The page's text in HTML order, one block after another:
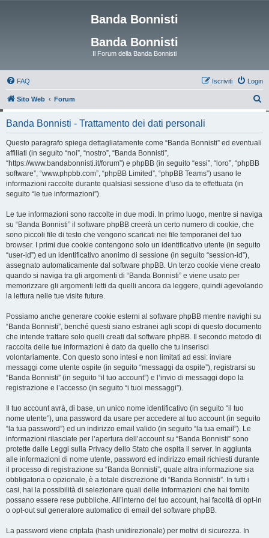
Banda Bonnisti
Banda Bonnisti
Il Forum della Banda Bonnisti
FAQ Login
Iscriviti
Sito Web Forum
Banda Bonnisti - Trattamento dei dati personali
Questo paragrafo spiega dettagliatamente come “Banda Bonnisti” ed eventuali
affiliati (in seguito “noi”, “nostro”, “Banda Bonnisti”,
“https://www.bandabonnisti.it/forum”) e phpBB (in seguito “essi”, “loro”, “phpBB
software”, “www.phpbb.com”, “phpBB Limited”, “phpBB Teams”) usano le
informazioni raccolte durante qualsiasi sessione d’uso da te effettuata (in
seguito “le tue informazioni”).
Le tue informazioni sono raccolte in due modi. In primo luogo, mentre si naviga
su “Banda Bonnisti” il software phpBB creerà un certo numero di cookie, che
sono piccoli file di testo che vengono scaricati nei file temporanei del tuo
browser. I primi due cookie contengono solo un identificativo utente (in seguito
“user-id”) ed un identificativo anonimo di sessione (in seguito “session-id”),
assegnato automaticamente dal software phpBB. Un terzo cookie viene creato
quando si naviga tra gli argomenti di “Banda Bonnisti” e viene usato per
memorizzare gli argomenti letti da quelli ancora da leggere, quindi agevolando
la lettura nelle tue visite future.
Possiamo anche generare cookie esterni al software phpBB mentre navighi su
“Banda Bonnisti”, benché questi siano estranei agli scopi di questo documento
che intende trattare solo quelli creati dal software phpBB. Il secondo metodo di
raccolta delle tue informazioni è dato da quello che tu inserisci
volontariamente. Con questo sono intesi e non limitati ad essi: inviare
messaggi come utente ospite (in seguito “messaggi da ospite”), registrarsi su
“Banda Bonnisti” (in seguito “il tuo account”) e l’invio di messaggi dopo la
registrazione e l’accesso (in seguito “i tuoi messaggi”).
Il tuo account avrà, di base, un unico nome identificativo (in seguito “il tuo
nome utente”), una password da usare per accedere al tuo account (in seguito
“la tua password”) ed un indirizzo email valido (in seguito “la tua email”). Le
informazioni rilasciate per l’apertura dell’account su “Banda Bonnisti” sono
protette dalle Leggi sulla Privacy dello Stato che ospita il server. In aggiunta
alle informazioni di nome utente, password ed indirizzo email richiesti durante
il processo di registrazione su “Banda Bonnisti”, quale altra informazione sia
obbligatoria o opzionale, è a totale discrezione di “Banda Bonnisti”. In tutti i
casi, hai la possibilità di selezionare quali delle informazioni che hai fornito
possano essere rese pubbliche. All’interno del tuo account, hai facoltà di opt-in
o opt-out sul generatore automatico di email del software phpBB.
La password viene criptata (hash unidirezionale) per motivi di sicurezza. In